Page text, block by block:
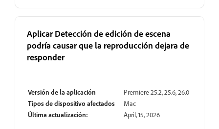
Aplicar Detección de edición de escena
podría causar que la reproducción dejara de
responder
Versión de la aplicación
Premiere 25.2, 25.6, 26.0
Tipos de dispositivo afectados
Mac
Última actualización:
April, 15, 2026